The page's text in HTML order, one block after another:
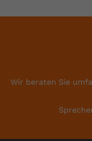
Wir beraten Sie